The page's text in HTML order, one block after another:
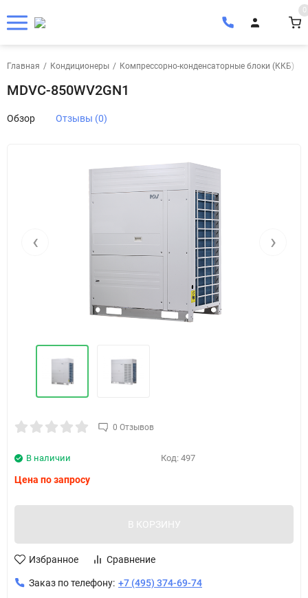
0
Главная / Кондиционеры / Компрессорно-конденсаторные блоки (ККБ)
MDVC-850WV2GN1
Обзор Отзывы (0)
‹ ›
0 Отзывов
Код: 497
В наличии
Цена по запросу
В КОРЗИНУ
Избранное Сравнение
Заказ по телефону: +7 (495) 374-69-74